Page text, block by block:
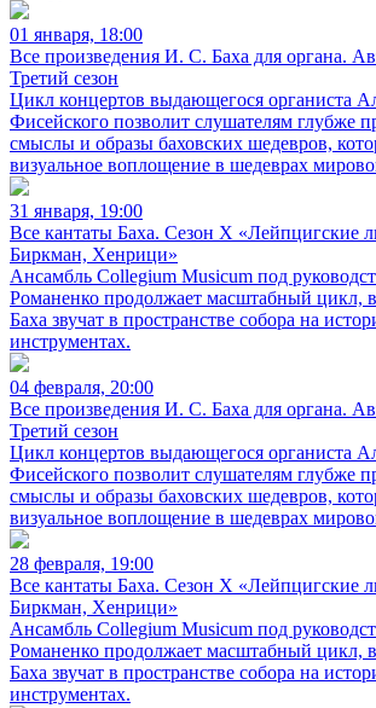
01 января, 18:00
Все произведения И. С. Баха для органа.
Третий сезон
Цикл концертов выдающегося органиста
Фисейского позволит слушателям глубже
смыслы и образы баховских шедевров,
визуальное воплощение в шедеврах
31 января, 19:00
Все кантаты Баха. Сезон X «Лейпцигские
Биркман, Хенрици»
Ансамбль Collegium Musicum под
Романенко продолжает масштабный цикл,
Баха звучат в пространстве собора на
инструментах.
04 февраля, 20:00
Все произведения И. С. Баха для органа.
Третий сезон
Цикл концертов выдающегося органиста
Фисейского позволит слушателям глубже
смыслы и образы баховских шедевров,
визуальное воплощение в шедеврах
28 февраля, 19:00
Все кантаты Баха. Сезон X «Лейпцигские
Биркман, Хенрици»
Ансамбль Collegium Musicum под
Романенко продолжает масштабный цикл,
Баха звучат в пространстве собора на
инструментах.